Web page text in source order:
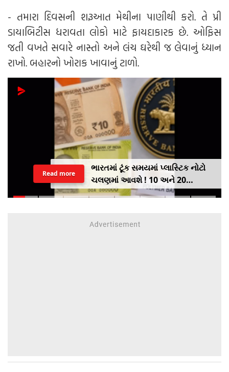
- તમારા દિવસની શરૂઆત મેથીના પાણીથી કરો. તે પ્રી
ડાયાબિટીસ ધરાવતા લોકો માટે ફાયદાકારક છે. ઓફિસ
જતી વખતે સવારે નાસ્તો અને લંચ ઘરેથી જ લેવાનું ધ્યાન
રાખો. બહારનો ખોરાક ખાવાનું ટાળો.
ભારતમાં ટૂંક સમયમાં પ્લાસ્ટિક નોટો
ચલણમાં આવશે ! 10 અને 20
રૂપિયાની નોટથી થશે શરૂઆત,
Read more